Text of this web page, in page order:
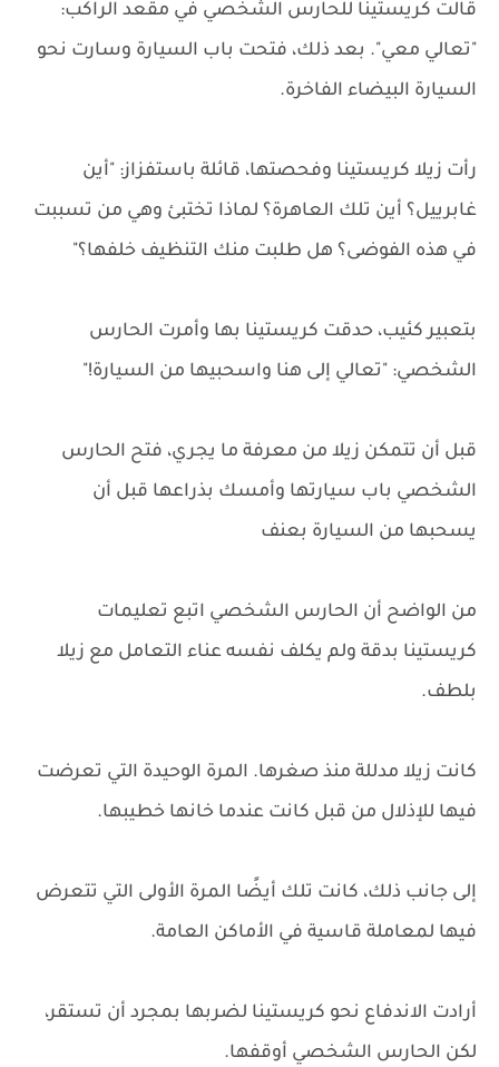
قالت كريستينا للحارس الشخصي في مقعد الراكب:
"تعالي معي". بعد ذلك، فتحت باب السيارة وسارت نحو
السيارة البيضاء الفاخرة.
رأت زيلا كريستينا وفحصتها، قائلة باستفزاز: "أين
غابرييل؟ أين تلك العاهرة؟ لماذا تختبئ وهي من تسببت
في هذه الفوضى؟ هل طلبت منك التنظيف خلفها؟"
بتعبير كئيب، حدقت كريستينا بها وأمرت الحارس
الشخصي: "تعالي إلى هنا واسحبيها من السيارة!"
قبل أن تتمكن زيلا من معرفة ما يجري، فتح الحارس
الشخصي باب سيارتها وأمسك بذراعها قبل أن
يسحبها من السيارة بعنف
من الواضح أن الحارس الشخصي اتبع تعليمات
كريستينا بدقة ولم يكلف نفسه عناء التعامل مع زيلا
بلطف.
كانت زيلا مدللة منذ صغرها. المرة الوحيدة التي تعرضت
فيها للإذلال من قبل كانت عندما خانها خطيبها.
إلى جانب ذلك، كانت تلك أيضًا المرة الأولى التي تتعرض
فيها لمعاملة قاسية في الأماكن العامة.
أرادت الاندفاع نحو كريستينا لضربها بمجرد أن تستقر،
لكن الحارس الشخصي أوقفها.